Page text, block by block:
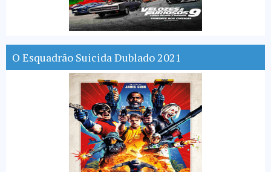
O Esquadrão Suicida Dublado 2021